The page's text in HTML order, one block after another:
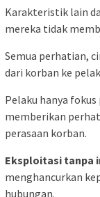
Karakteristik lain
mereka tidak
Semua perhatian,
dari korban ke
Pelaku hanya
memberikan
perasaan korban.
Eksploitasi tanpa
menghancurkan
hubungan.